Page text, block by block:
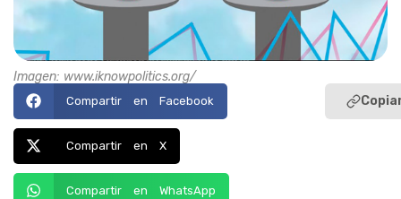
Imagen: www.iknowpolitics.org/
Compartir en Facebook
Compartir en X
Compartir en WhatsApp